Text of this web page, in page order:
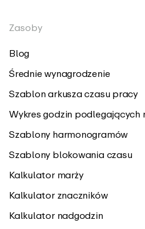
Zasoby
Blog
Średnie wynagrodzenie
Szablon arkusza czasu pracy
Wykres godzin podlegających
Szablony harmonogramów
Szablony blokowania czasu
Kalkulator marży
Kalkulator znaczników
Kalkulator nadgodzin